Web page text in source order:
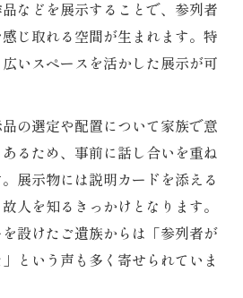
などを展示することで、参列者
じ取れる空間が生まれます。特
いスペースを活かした展示が可
の選定や配置について家族で意
るため、事前に話し合いを重ね
展示物には説明カードを添える
人を知るきっかけとなります。
設けたご遺族からは「参列者が
という声も多く寄せられていま